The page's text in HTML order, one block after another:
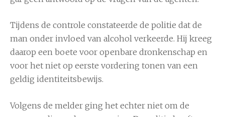
Tijdens de controle constateerde de politie dat de
man onder invloed van alcohol verkeerde. Hij kreeg
daarop een boete voor openbare dronkenschap en
voor het niet op eerste vordering tonen van een
geldig identiteitsbewijs.
Volgens de melder ging het echter niet om de